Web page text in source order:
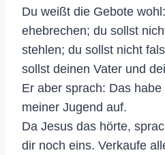
Du weißt die Gebote
ehebrechen; du sollst
stehlen; du sollst nicht
sollst deinen Vater und
Er aber sprach: Das
meiner Jugend auf.
Da Jesus das hörte,
dir noch eins. Verkaufe